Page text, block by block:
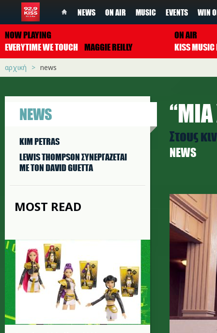
NEWS ON AIR MUSIC EVENTS WIN
NOW PLAYING
EVERYTIME WE TOUCH MAGGIE REILLY
ON AIR
αρχική news
NEWS
KIM PETRAS
LEWIS THOMPSON ΣΥΝΕΡΓAΖΕΤΑΙ
ΜΕ ΤΟΝ DAVID GUETTA
MOST READ
Στους
NEWS